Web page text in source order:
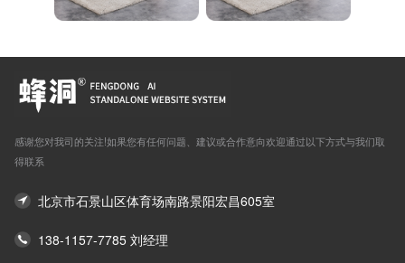
感谢您对我司的关注!如果您有任何问题、建议或合作意向欢迎通过以下方式与我们取
得联系
北京市石景山区体育场南路景阳宏昌605室
138-1157-7785 刘经理